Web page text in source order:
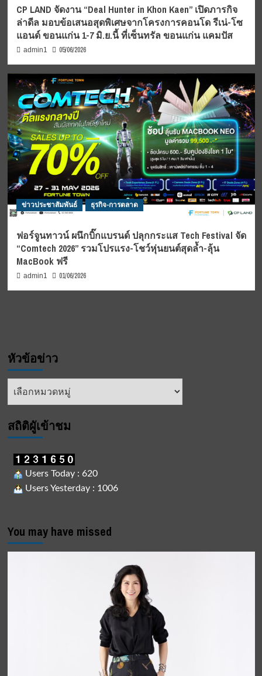
CP LAND จัดงาน “Deal Hunter in Khon Kaen” เปิดภารกิจ
ล่าดีล มอบข้อเสนอสุดพิเศษจากโครงการคอนโด รีเน่-โซ
แอนด์ ขอนแก่น 1-7 มิ.ย.นี้ ที่เซ็นทรัล ขอนแก่น แคมปัส
admin1 05/06/2026
ข่าวประชาสัมพันธ์ ธุรกิจ-การตลาด
ฟอร์จูนทาวน์ ผนึกบิ๊กแบรนด์ ปลุกกระแส Tech Festival จัด
“Comtech 2026” รวมโปรแรง-โชว์หุ่นยนต์สุดล้ำ-ลุ้น
MacBook ฟรี
admin1 01/06/2026
หัวข้อข่าว
หัวข้อ
สถิติผูัเข้าชม
Users Today : 620
Users Yesterday : 1006
You may have missed